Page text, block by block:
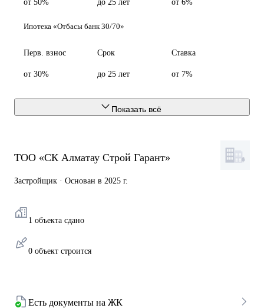
от 50% до 25 лет от 6%
Ипотека «Отбасы банк 30/70»
Перв. взнос
от 30%
Срок
до 25 лет
Ставка
от 7%
Показать всё
ТОО «СК Алматау Строй Гарант»
Застройщик · Основан в 2025 г.
1 объекта сдано
0 объект строится
Есть документы на ЖК